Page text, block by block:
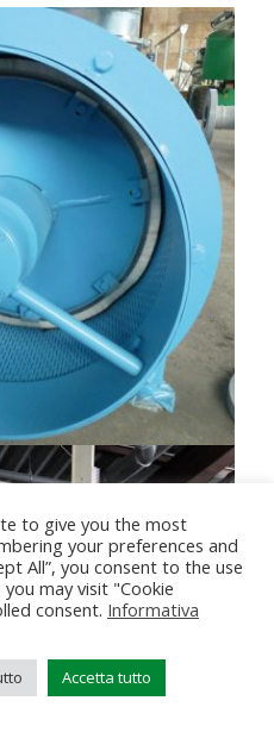
to give you the most
your preferences and
All”, you consent to the use
may visit "Cookie
consent. Informativa
Accetta tutto